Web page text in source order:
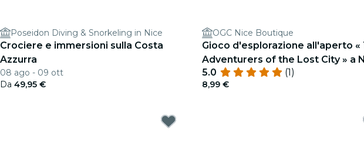
Poseidon Diving & Snorkeling in Nice
Crociere e immersioni sulla Costa
Azzurra
08 ago - 09 ott
Da 49,95 €
OGC Nice Boutique
Gioco d'esplorazione all'aperto «
Adventurers of the Lost City » a
5.0
(1)
8,99 €